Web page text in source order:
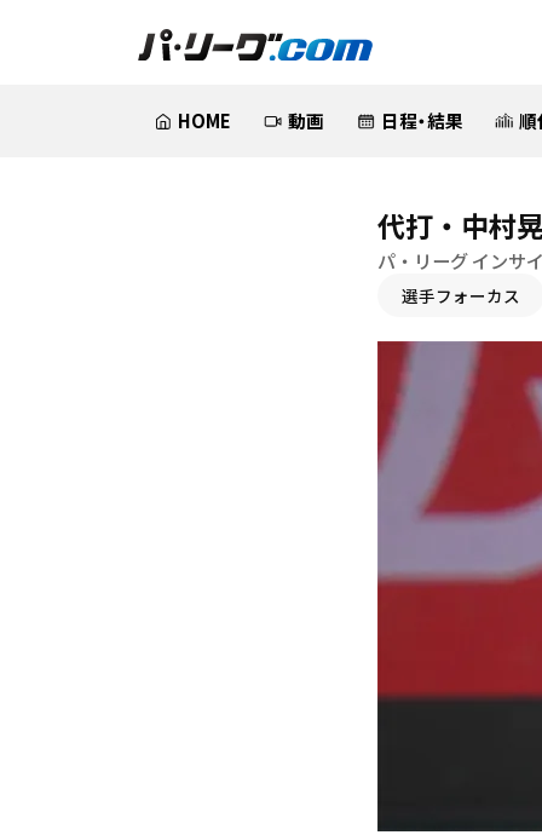
HOME 動画 日程・結果 順
代打・中村
パ・リーグ インサ
選手フォーカス